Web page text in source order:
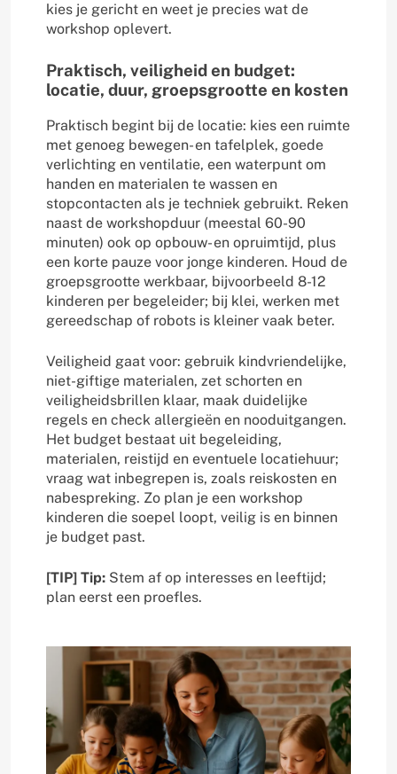
kies je gericht en weet je precies wat de
workshop oplevert.
Praktisch, veiligheid en budget:
locatie, duur, groepsgrootte en kosten
Praktisch begint bij de locatie: kies een ruimte
met genoeg bewegen- en tafelplek, goede
verlichting en ventilatie, een waterpunt om
handen en materialen te wassen en
stopcontacten als je techniek gebruikt. Reken
naast de workshopduur (meestal 60-90
minuten) ook op opbouw- en opruimtijd, plus
een korte pauze voor jonge kinderen. Houd de
groepsgrootte werkbaar, bijvoorbeeld 8-12
kinderen per begeleider; bij klei, werken met
gereedschap of robots is kleiner vaak beter.
Veiligheid gaat voor: gebruik kindvriendelijke,
niet-giftige materialen, zet schorten en
veiligheidsbrillen klaar, maak duidelijke
regels en check allergieën en nooduitgangen.
Het budget bestaat uit begeleiding,
materialen, reistijd en eventuele locatiehuur;
vraag wat inbegrepen is, zoals reiskosten en
nabespreking. Zo plan je een workshop
kinderen die soepel loopt, veilig is en binnen
je budget past.
[TIP] Tip: Stem af op interesses en leeftijd;
plan eerst een proefles.